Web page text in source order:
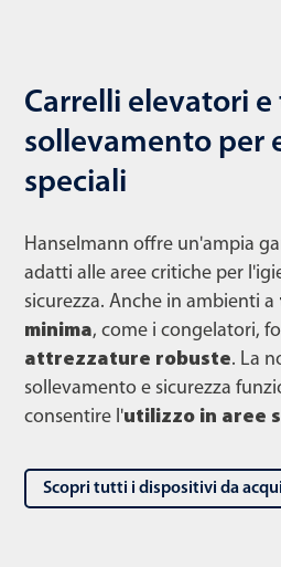
Carrelli elevatori
sollevamento per
speciali
Hanselmann offre un'ampia
adatti alle aree critiche per
sicurezza. Anche in ambienti a
minima, come i congelatori,
attrezzature robuste. La
sollevamento e sicurezza
consentire l'utilizzo in aree
Scopri tutti i dispositivi da